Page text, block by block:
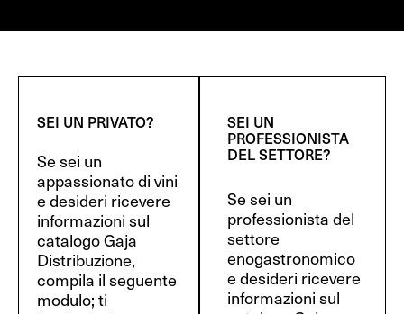
SEI UN PRIVATO?
Se sei un
appassionato di vini
e desideri ricevere
informazioni sul
catalogo Gaja
Distribuzione,
compila il seguente
modulo; ti
SEI UN
PROFESSIONISTA
DEL SETTORE?
Se sei un
professionista del
settore
enogastronomico
e desideri ricevere
informazioni sul